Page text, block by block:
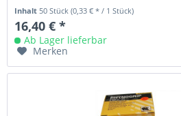
Inhalt50 Stück(0,33 € * / 1 Stück)
16,40 € *
Ab Lager lieferbar
Merken